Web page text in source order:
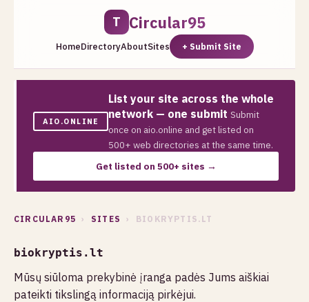
T Circular95
HomeDirectoryAboutSites + Submit Site
AIO.ONLINE
List your site across the whole
network — one submit Submit
once on aio.online and get listed on
500+ web directories at the same time.
Get listed on 500+ sites →
CIRCULAR95 › SITES › BIOKRYPTIS.LT
biokryptis.lt
Mūsų siūloma prekybinė įranga padės Jums aiškiai
pateikti tikslingą informaciją pirkėjui.